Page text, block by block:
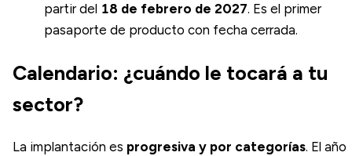
partir del 18 de febrero de 2027. Es el primer
pasaporte de producto con fecha cerrada.
Calendario: ¿cuándo le tocará a tu
sector?
La implantación es progresiva y por categorías. El año